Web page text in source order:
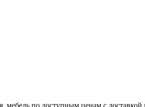
мебель по доступным ценам с